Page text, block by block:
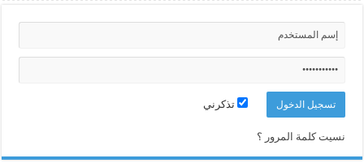
تذكرني
نسيت كلمة المرور ؟